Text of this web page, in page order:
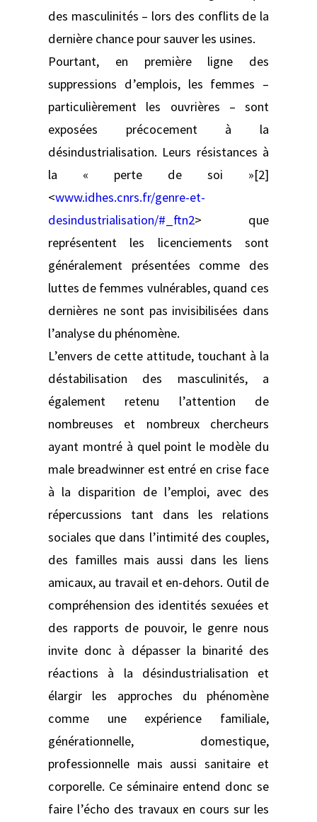
des masculinités – lors des conflits de la
dernière chance pour sauver les usines.
Pourtant, en première ligne des
suppressions d’emplois, les femmes –
particulièrement les ouvrières – sont
exposées précocement à la
désindustrialisation. Leurs résistances à
la « perte de soi »[2]
<www.idhes.cnrs.fr/genre-et-
desindustrialisation/#_ftn2> que
représentent les licenciements sont
généralement présentées comme des
luttes de femmes vulnérables, quand ces
dernières ne sont pas invisibilisées dans
l’analyse du phénomène.
L’envers de cette attitude, touchant à la
déstabilisation des masculinités, a
également retenu l’attention de
nombreuses et nombreux chercheurs
ayant montré à quel point le modèle du
male breadwinner est entré en crise face
à la disparition de l’emploi, avec des
répercussions tant dans les relations
sociales que dans l’intimité des couples,
des familles mais aussi dans les liens
amicaux, au travail et en-dehors. Outil de
compréhension des identités sexuées et
des rapports de pouvoir, le genre nous
invite donc à dépasser la binarité des
réactions à la désindustrialisation et
élargir les approches du phénomène
comme une expérience familiale,
générationnelle, domestique,
professionnelle mais aussi sanitaire et
corporelle. Ce séminaire entend donc se
faire l’écho des travaux en cours sur les